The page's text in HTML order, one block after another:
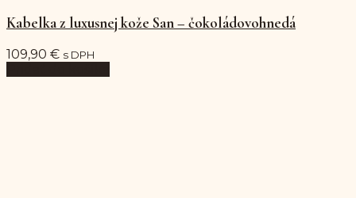
Kabelka z luxusnej kože San – čokoládovohnedá
109,90 € s DPH